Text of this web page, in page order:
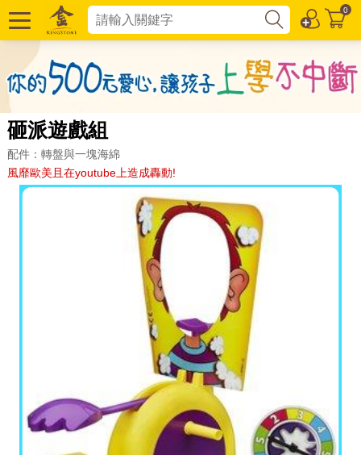
0
砸派遊戲組
配件：轉盤與一塊海綿
風靡歐美且在youtube上造成轟動!